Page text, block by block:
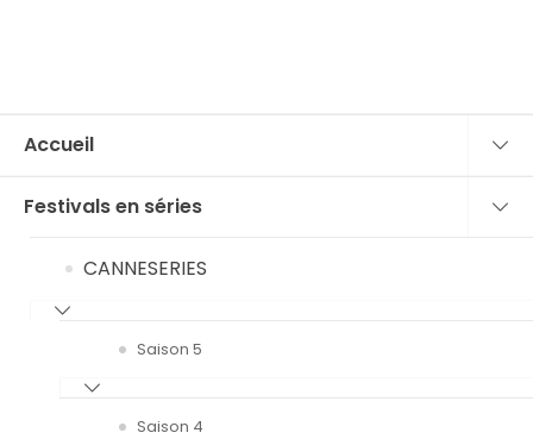
Accueil
Festivals en séries
CANNESERIES
Saison 5
Saison 4